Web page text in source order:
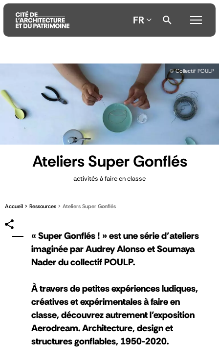
contenu
principal
menu
principal
la
recherche
FR
© Collectif POULP
Ateliers Super Gonflés
activités à faire en classe
Accueil Ressources Ateliers Super Gonflés
« Super Gonflés ! » est une série d’ateliers
imaginée par Audrey Alonso et Soumaya
Nader du collectif POULP.
À travers de petites expériences ludiques,
créatives et expérimentales à faire en
classe, découvrez autrement l’exposition
Aerodream. Architecture, design et
structures gonflables, 1950-2020.